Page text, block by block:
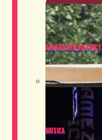
Adventure District
Musica